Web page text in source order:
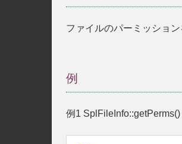
ファイルのパーミッショ
例
例1 SplFileInfo::getPerms()